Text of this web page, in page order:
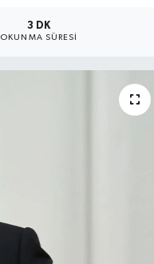
3 DK
OKUNMA SÜRESI